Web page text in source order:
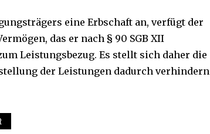
eine Erbschaft an, verfügt der
das er nach § 90 SGB XII
Leistungsbezug. Es stellt sich daher die
der Leistungen dadurch verhindern